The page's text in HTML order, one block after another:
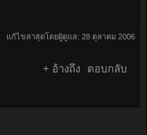
แก้ไขล่าสุดโดยผู้ดูแล: 28 ตุลาคม 2006
+ อ้างถึง ตอบกลับ